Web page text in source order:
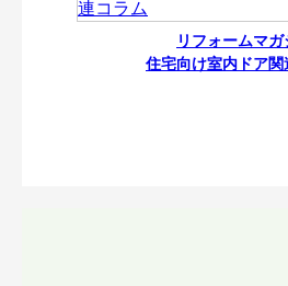
リフォームマガ
住宅向け室内ドア関